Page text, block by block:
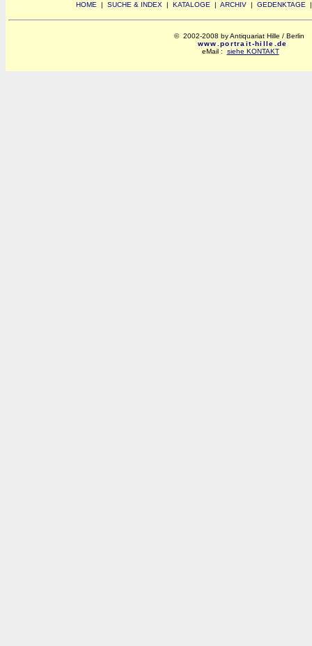
HOME | SUCHE & INDEX | KATALOGE | ARCHIV | GEDENKTAGE
© 2002-2008 by Antiquariat Hille / Berlin
www.portrait-hille.de
eMail : siehe KONTAKT